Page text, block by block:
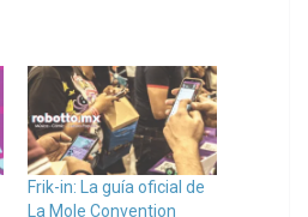
Frik-in: La guía oficial de
La Mole Convention